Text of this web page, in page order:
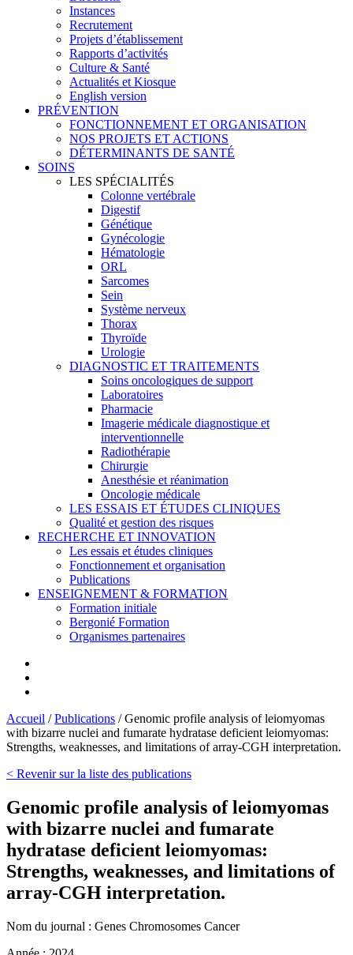
Instances
Recrutement
Projets d’établissement
Rapports d’activités
Culture & Santé
Actualités et Kiosque
English version
PRÉVENTION
FONCTIONNEMENT ET ORGANISATION
NOS PROJETS ET ACTIONS
DÉTERMINANTS DE SANTÉ
SOINS
LES SPÉCIALITÉS
Colonne vertébrale
Digestif
Génétique
Gynécologie
Hématologie
ORL
Sarcomes
Sein
Système nerveux
Thorax
Thyroïde
Urologie
DIAGNOSTIC ET TRAITEMENTS
Soins oncologiques de support
Laboratoires
Pharmacie
Imagerie médicale diagnostique et
interventionnelle
Radiothérapie
Chirurgie
Anesthésie et réanimation
Oncologie médicale
LES ESSAIS ET ÉTUDES CLINIQUES
Qualité et gestion des risques
RECHERCHE ET INNOVATION
Les essais et études cliniques
Fonctionnement et organisation
Publications
ENSEIGNEMENT & FORMATION
Formation initiale
Bergonié Formation
Organismes partenaires
Accueil /Publications /Genomic profile analysis of leiomyomas
with bizarre nuclei and fumarate hydratase deficient leiomyomas:
Strengths, weaknesses, and limitations of array-CGH interpretation.
< Revenir sur la liste des publications
Genomic profile analysis of leiomyomas
with bizarre nuclei and fumarate
hydratase deficient leiomyomas:
Strengths, weaknesses, and limitations of
array-CGH interpretation.
Nom du journal : Genes Chromosomes Cancer